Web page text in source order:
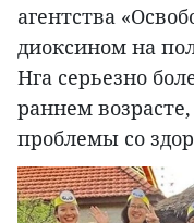
агентства
диоксином на
Нга серьезно
раннем
проблемы со